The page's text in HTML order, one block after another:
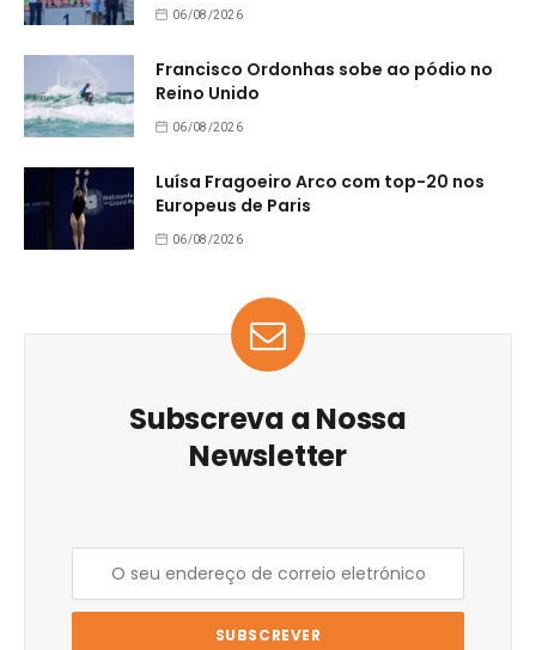
06/08/2026
Francisco Ordonhas sobe ao pódio no
Reino Unido
06/08/2026
Luísa Fragoeiro Arco com top-20 nos
Europeus de Paris
06/08/2026
Subscreva a Nossa
Newsletter